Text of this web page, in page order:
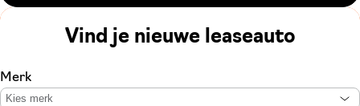
Vind je nieuwe leaseauto
Merk
Kies merk